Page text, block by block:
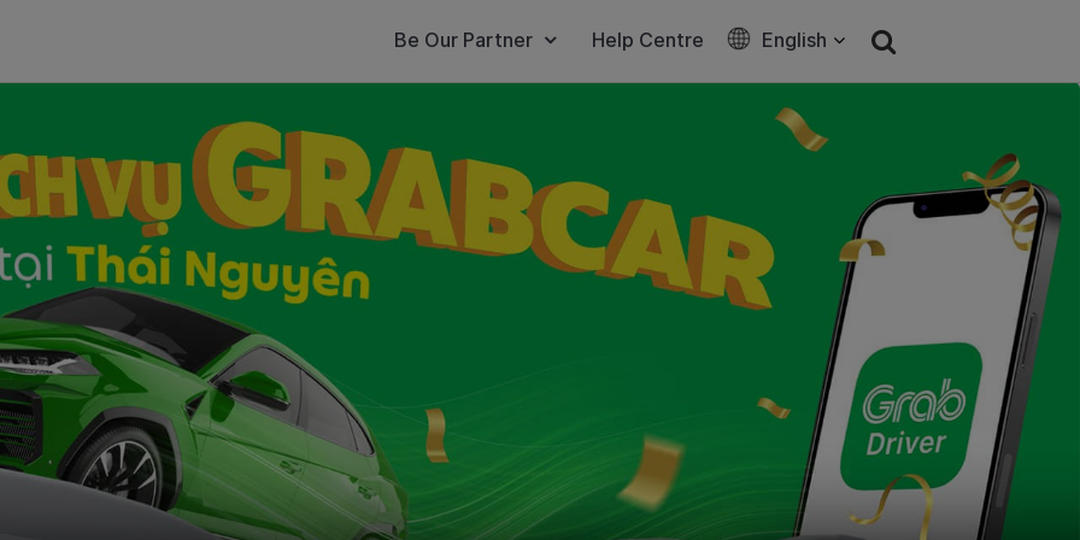
Be Our Partner Help Centre English